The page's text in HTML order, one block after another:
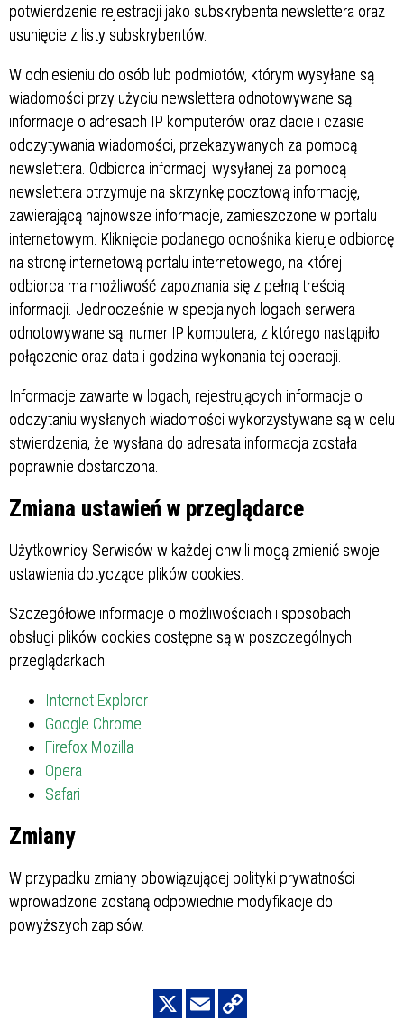
potwierdzenie rejestracji jako subskrybenta newslettera oraz
usunięcie z listy subskrybentów.
W odniesieniu do osób lub podmiotów, którym wysyłane są
wiadomości przy użyciu newslettera odnotowywane są
informacje o adresach IP komputerów oraz dacie i czasie
odczytywania wiadomości, przekazywanych za pomocą
newslettera. Odbiorca informacji wysyłanej za pomocą
newslettera otrzymuje na skrzynkę pocztową informację,
zawierającą najnowsze informacje, zamieszczone w portalu
internetowym. Kliknięcie podanego odnośnika kieruje odbiorcę
na stronę internetową portalu internetowego, na której
odbiorca ma możliwość zapoznania się z pełną treścią
informacji. Jednocześnie w specjalnych logach serwera
odnotowywane są: numer IP komputera, z którego nastąpiło
połączenie oraz data i godzina wykonania tej operacji.
Informacje zawarte w logach, rejestrujących informacje o
odczytaniu wysłanych wiadomości wykorzystywane są w celu
stwierdzenia, że wysłana do adresata informacja została
poprawnie dostarczona.
Zmiana ustawień w przeglądarce
Użytkownicy Serwisów w każdej chwili mogą zmienić swoje
ustawienia dotyczące plików cookies.
Szczegółowe informacje o możliwościach i sposobach
obsługi plików cookies dostępne są w poszczególnych
przeglądarkach:
Internet Explorer
Google Chrome
Firefox Mozilla
Opera
Safari
Zmiany
W przypadku zmiany obowiązującej polityki prywatności
wprowadzone zostaną odpowiednie modyfikacje do
powyższych zapisów.